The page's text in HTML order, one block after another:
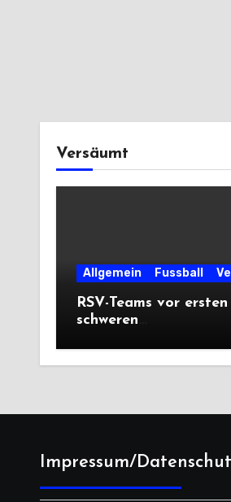
Versäumt
Allgemein Fussball
RSV-Teams vor ersten
schweren
Saison
Impressum/